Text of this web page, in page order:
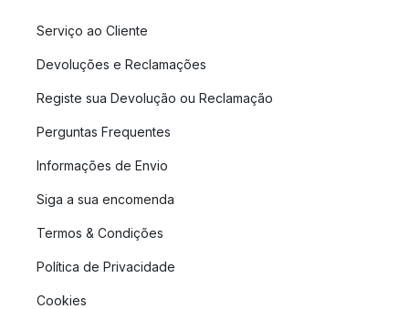
Serviço ao Cliente
Devoluções e Reclamações
Registe sua Devolução ou Reclamação
Perguntas Frequentes
Informações de Envio
Siga a sua encomenda
Termos & Condições
Política de Privacidade
Cookies